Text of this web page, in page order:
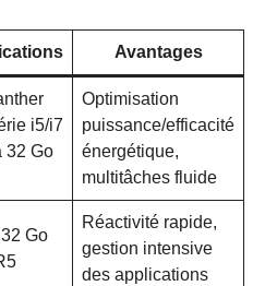
Avantages
i5/i7
32 Go
Optimisation
puissance/efficacité
énergétique,
multitâches fluide
Go
Réactivité rapide,
gestion intensive
des applications